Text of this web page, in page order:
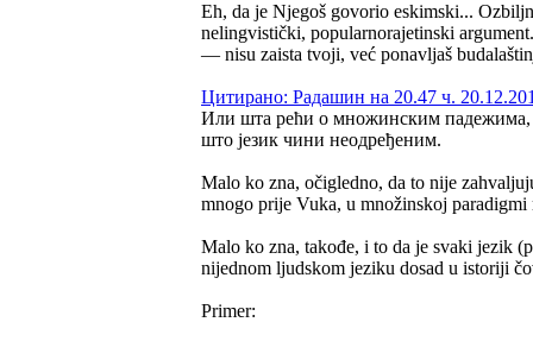
Eh, da je Njegoš govorio eskimski...
nelingvistički, popularnorajetinski
— nisu zaista tvoji, već ponavljaš
Цитирано: Радашин на 20.47 ч.
Или шта рећи о множинским падежима,
што језик чини неодређеним.
Malo ko zna, očigledno, da to nije
mnogo prije Vuka, u množinskoj
Malo ko zna, takođe, i to da je svaki jezik
nijednom ljudskom jeziku dosad u istoriji
Primer: